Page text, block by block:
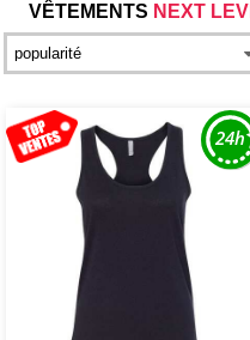
VÊTEMENTS NEXT